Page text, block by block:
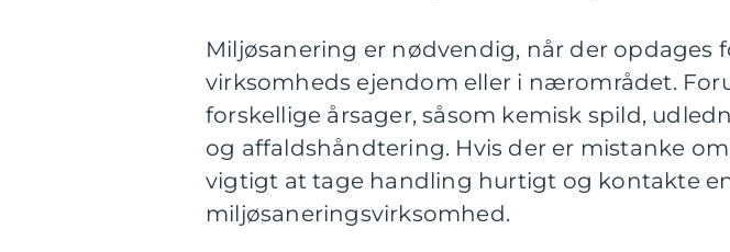
Miljøsanering er nødvendig, når der opdages
virksomheds ejendom eller i nærområdet.
forskellige årsager, såsom kemisk spild,
og affaldshåndtering. Hvis der er mistanke
vigtigt at tage handling hurtigt og kontakte
miljøsaneringsvirksomhed.